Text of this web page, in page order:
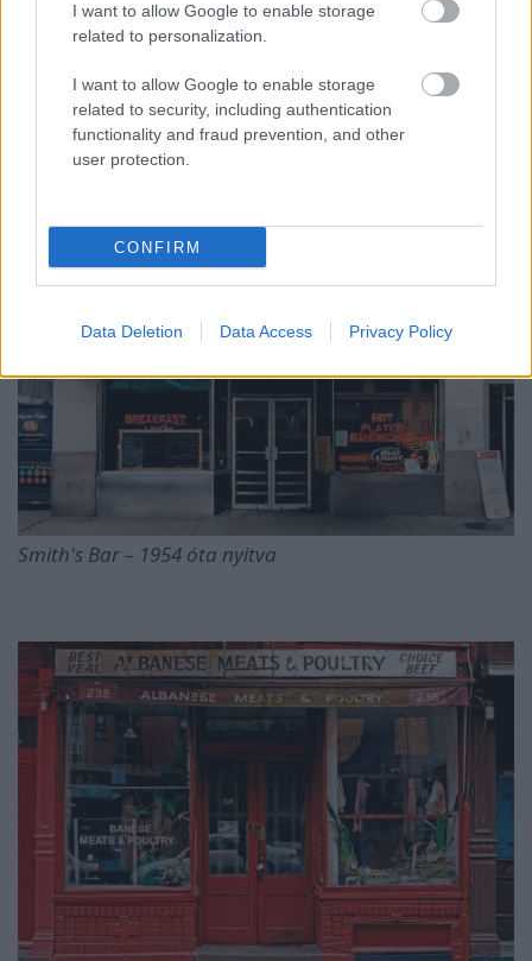
I want to allow Google to enable storage
related to personalization.
I want to allow Google to enable storage
related to security, including authentication
functionality and fraud prevention, and other
user protection.
CONFIRM
Data Deletion Data Access Privacy Policy
Vesuvio Bakery
Smith's Bar – 1954 óta nyitva